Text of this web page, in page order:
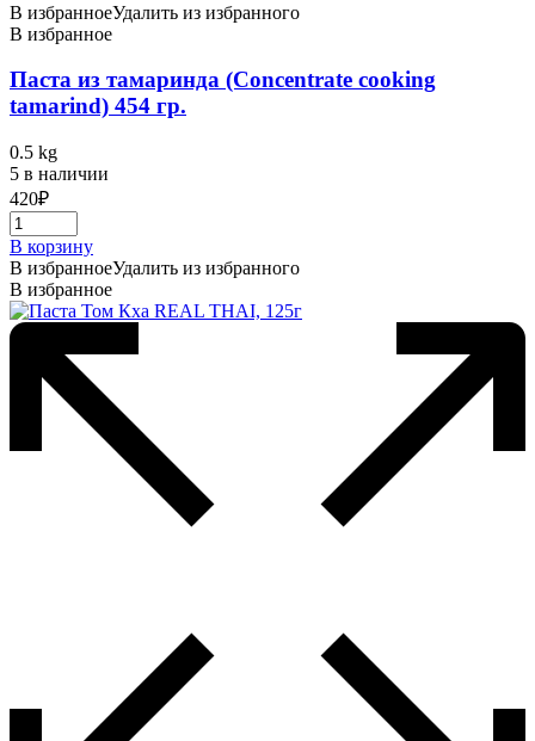
В избранноеУдалить из избранного
В избранное
Паста из тамаринда (Concentrate cooking
tamarind) 454 гр.
0.5 kg
5 в наличии
420₽
В корзину
В избранноеУдалить из избранного
В избранное